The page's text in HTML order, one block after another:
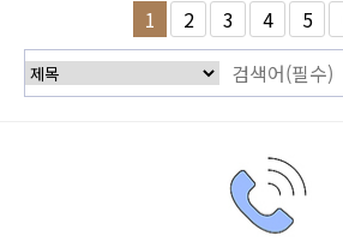
1
2 3 4 5